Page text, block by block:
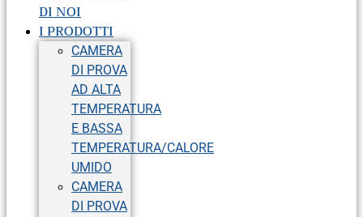
DI NOI
I PRODOTTI
CAMERA
DI PROVA
AD ALTA
TEMPERATURA
E BASSA
TEMPERATURA/CALORE
UMIDO
CAMERA
DI PROVA